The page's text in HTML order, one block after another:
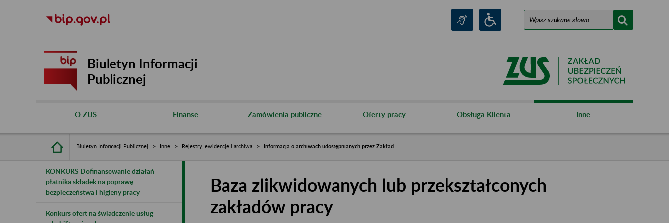
Biuletyn Informacji
Publicznej
O ZUS Finanse Zamówienia publiczne Oferty pracy Obsługa Klienta Inne
Biuletyn Informacji Publicznej Inne Rejestry, ewidencje i archiwa Informacja o archiwach udostępnianych przez Zakład
KONKURS Dofinansowanie działań
płatnika składek na poprawę
bezpieczeństwa i higieny pracy
Konkurs ofert na świadczenie usług
Baza zlikwidowanych lub przekształconych
zakładów pracy